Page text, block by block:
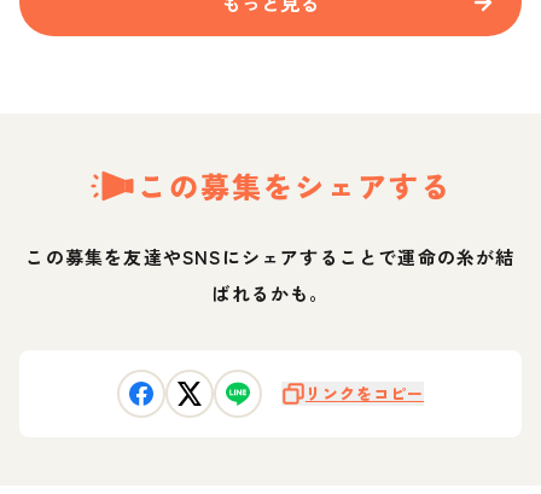
この募集をシェアする
この募集を友達やSNSにシェアすることで運命の糸が結
ばれるかも。
リンクをコピー